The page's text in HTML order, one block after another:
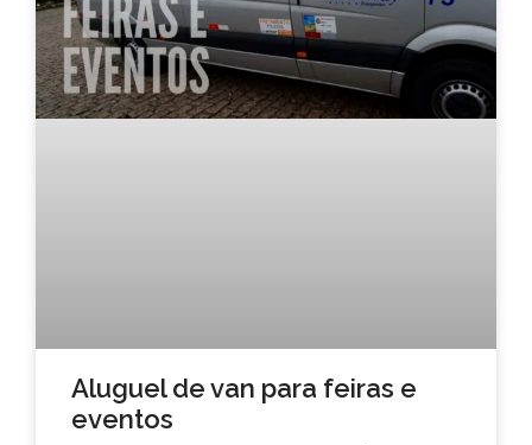
Aluguel de van para feiras e
eventos